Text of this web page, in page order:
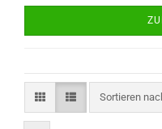
Sortieren